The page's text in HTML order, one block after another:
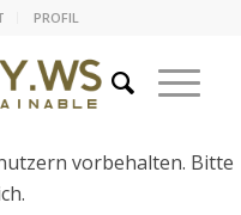
PROFIL
vorbehalten. Bitte